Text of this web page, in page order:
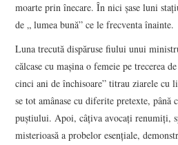
moarte prin înecare. În nici șase luni
de „ lumea bună” ce le frecventa înainte.
Luna trecută dispăruse fiului unui
călcase cu mașina o femeie pe trecerea
cinci ani de închisoare” titrau ziarele cu
se tot amânase cu diferite pretexte, până
puștiului. Apoi, câțiva avocați renumiți,
misterioasă a probelor esențiale,